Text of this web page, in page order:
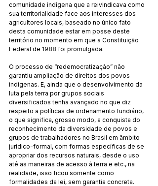
comunidade indígena que a reivindicava como
sua territorialidade face aos interesses dos
agricultores locais, baseado no único fato
desta comunidade estar em posse deste
território no momento em que a Constituição
Federal de 1988 foi promulgada.
O processo de “redemocratização” não
garantiu ampliação de direitos dos povos
indígenas. E, ainda que o desenvolvimento da
luta pela terra por grupos sociais
diversificados tenha avançado no que diz
respeito a políticas de ordenamento fundiário,
o que significa, grosso modo, a conquista do
reconhecimento da diversidade de povos e
grupos de trabalhadores no Brasil em âmbito
jurídico-formal, com formas específicas de se
apropriar dos recursos naturais, desde o uso
até as maneiras de acesso à terra e etc., na
realidade, isso ficou somente como
formalidades da lei, sem garantia concreta.